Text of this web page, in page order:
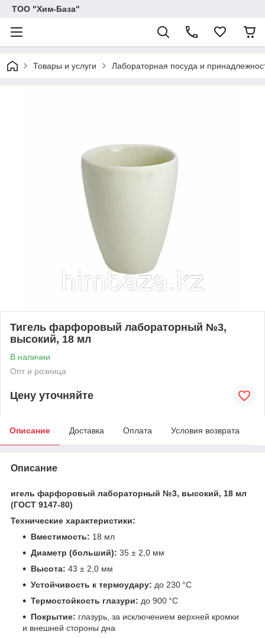
ТОО "Хим-База"
Товары и услуги Лабораторная посуда и
Тигель фарфоровый лабораторный №3,
высокий, 18 мл
В наличии
Опт и розница
Цену уточняйте
Описание Доставка Оплата Условия возврата
Описание
игель фарфоровый лабораторный №3, высокий, 18 мл
(ГОСТ 9147-80)
Технические характеристики:
Вместимость: 18 мл
Диаметр (больший): 35 ± 2,0 мм
Высота: 43 ± 2,0 мм
Устойчивость к термоудару: до 230 °C
Термостойкость глазури: до 900 °C
Покрытие: глазурь, за исключением верхней кромки
и внешней стороны дна